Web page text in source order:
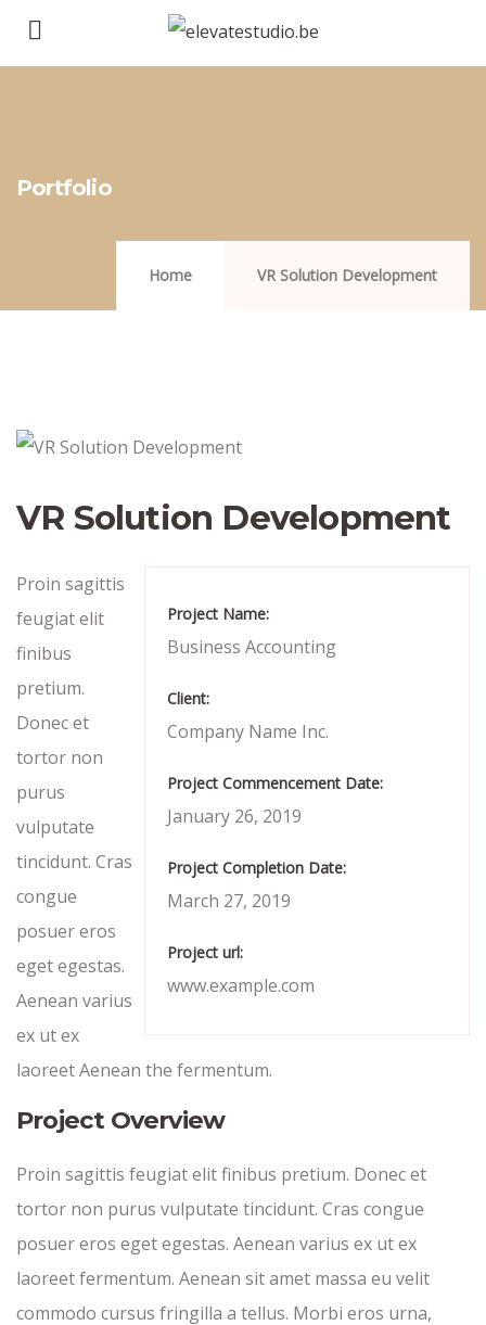
Portfolio
Home VR Solution Development
VR Solution Development
Project Name:
Business Accounting
Client:
Company Name Inc.
Project Commencement Date:
January 26, 2019
Project Completion Date:
March 27, 2019
Project url:
www.example.com
Proin sagittis
feugiat elit
finibus
pretium.
Donec et
tortor non
purus
vulputate
tincidunt. Cras
congue
posuer eros
eget egestas.
Aenean varius
ex ut ex
laoreet Aenean the fermentum.
Project Overview
Proin sagittis feugiat elit finibus pretium. Donec et
tortor non purus vulputate tincidunt. Cras congue
posuer eros eget egestas. Aenean varius ex ut ex
laoreet fermentum. Aenean sit amet massa eu velit
commodo cursus fringilla a tellus. Morbi eros urna,